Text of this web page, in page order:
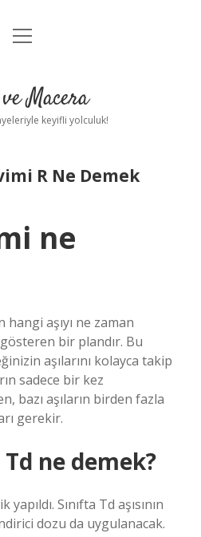
Anasayfa
Uyarı
menüyü
Macera
keyifli yolculuk!
R Ne Demek
ne
hangi aşıyı ne zaman
bir plandır. Bu
aşılarını kolayca takip
sadece bir kez
bazı aşıların birden fazla
gerekir.
ne demek?
Sınıfta Td aşısının
dozu da uygulanacak.